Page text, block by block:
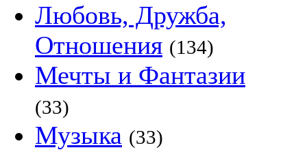
Любовь, Дружба,
Отношения (134)
Мечты и Фантазии
(33)
Музыка (33)